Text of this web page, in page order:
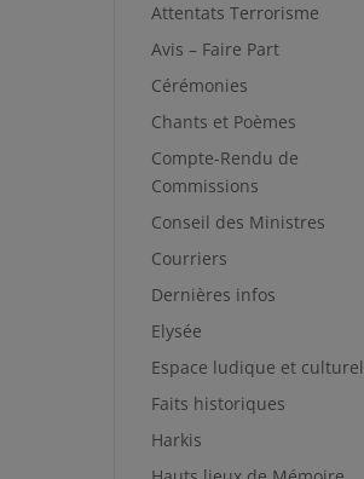
Attentats Terrorisme
Avis – Faire Part
Cérémonies
Chants et Poèmes
Compte-Rendu de
Commissions
Conseil des Ministres
Courriers
Dernières infos
Elysée
Espace ludique et culturel
Faits historiques
Harkis